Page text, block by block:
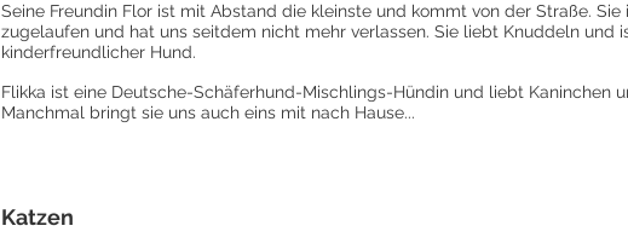
Seine Freundin Flor ist mit Abstand die kleinste und kommt von der Straße. Sie
zugelaufen und hat uns seitdem nicht mehr verlassen. Sie liebt Knuddeln und
kinderfreundlicher Hund.
Flikka ist eine Deutsche-Schäferhund-Mischlings-Hündin und liebt Kaninchen
Manchmal bringt sie uns auch eins mit nach Hause...
Katzen